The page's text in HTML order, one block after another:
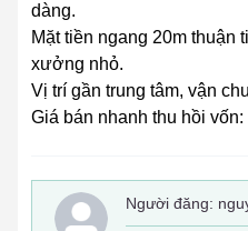
dàng.
Mặt tiền ngang 20m thuận
xưởng nhỏ.
Vị trí gần trung tâm, vận
Giá bán nhanh thu hồi vốn:
Người đăng: